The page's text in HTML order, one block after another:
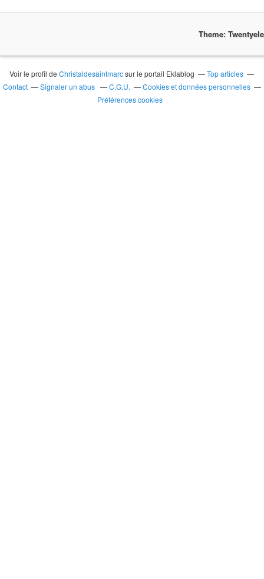
Theme:
Voir le profil deChristaldesaintmarcsur le portail Eklablog
Top articles
Contact
Signaler un abus C.G.U.
Cookies et données personnelles
Préférences cookies